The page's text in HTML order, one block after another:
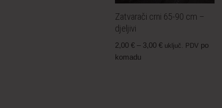
Zatvarači crni 65-90 cm –
djeljivi
2,00€ – 3,00€ uključ. PDV po
komadu